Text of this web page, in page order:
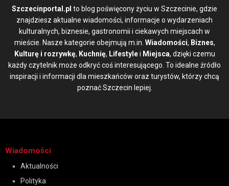
Szczecinportal.pl to blog poświęcony życiu w Szczecinie, gdzie
znajdziesz aktualne wiadomości, informacje o wydarzeniach
kulturalnych, biznesie, gastronomii i ciekawych miejscach w
mieście. Nasze kategorie obejmują m.in. Wiadomości, Biznes,
Kulturę i rozrywkę, Kuchnię, Lifestylei Miejsca, dzięki czemu
każdy czytelnik może odkryć coś interesującego. To idealne źródło
inspiracji i informacji dla mieszkańców oraz turystów, którzy chcą
poznać Szczecin lepiej.
Wiadomości
Aktualności
Polityka